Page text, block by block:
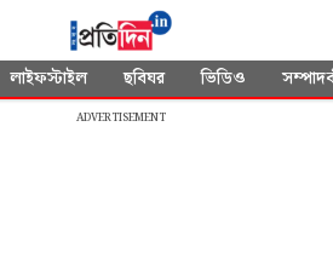
লাইফস্টাইল ছবিঘর ভিডিও
ADVERTISEMENT